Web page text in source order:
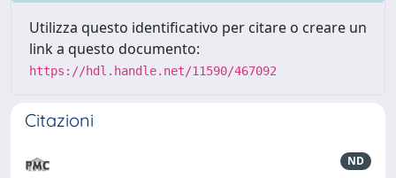
Utilizza questo identificativo per citare o creare un
link a questo documento:
https://hdl.handle.net/11590/467092
Citazioni
ND